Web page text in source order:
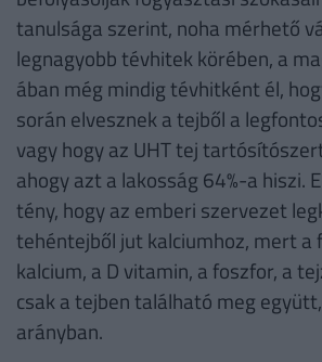
tanulsága szerint, noha mérhető
legnagyobb tévhitek körében, a
ában még mindig tévhitként él,
során elvesznek a tejből a
vagy hogy az UHT tej
ahogy azt a lakosság 64%-a hiszi.
tény, hogy az emberi szervezet
tehéntejből jut kalciumhoz, mert a
kalcium, a D vitamin, a foszfor, a
csak a tejben található meg
arányban.